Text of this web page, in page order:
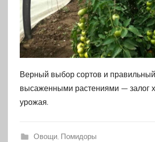
Верный выбор сортов и
высаженными растениями — залог
урожая.
Овощи, Помидоры